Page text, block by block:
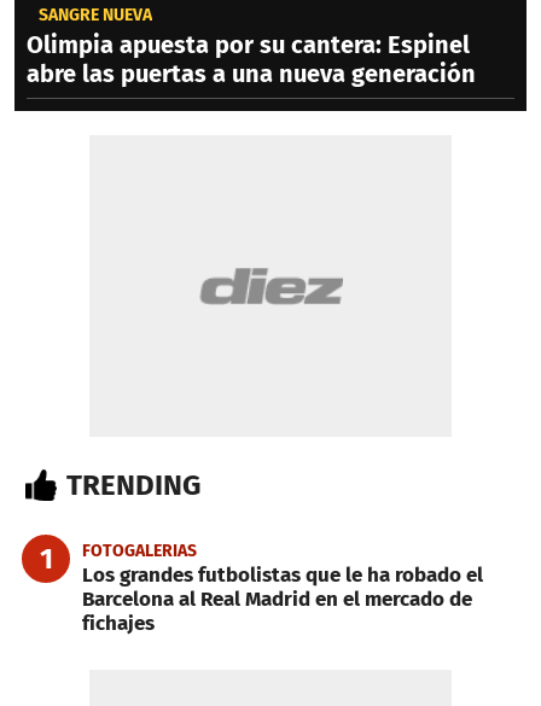
SANGRE NUEVA
Olimpia apuesta por su cantera: Espinel
abre las puertas a una nueva generación
TRENDING
1 FOTOGALERIAS
Los grandes futbolistas que le ha robado el
Barcelona al Real Madrid en el mercado de
fichajes